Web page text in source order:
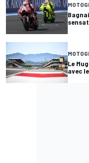
Le
avec